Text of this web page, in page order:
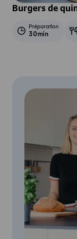
Burgers de
Préparation
30min